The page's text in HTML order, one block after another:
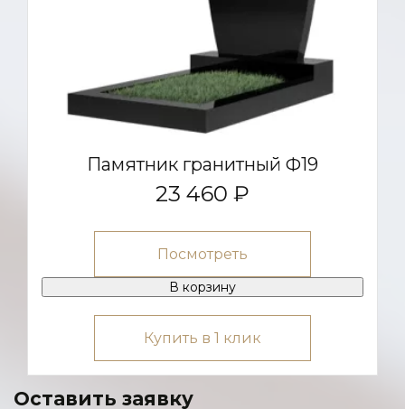
Памятник гранитный Ф19
23 460 ₽
Посмотреть
В корзину
Купить в 1 клик
Оставить заявку